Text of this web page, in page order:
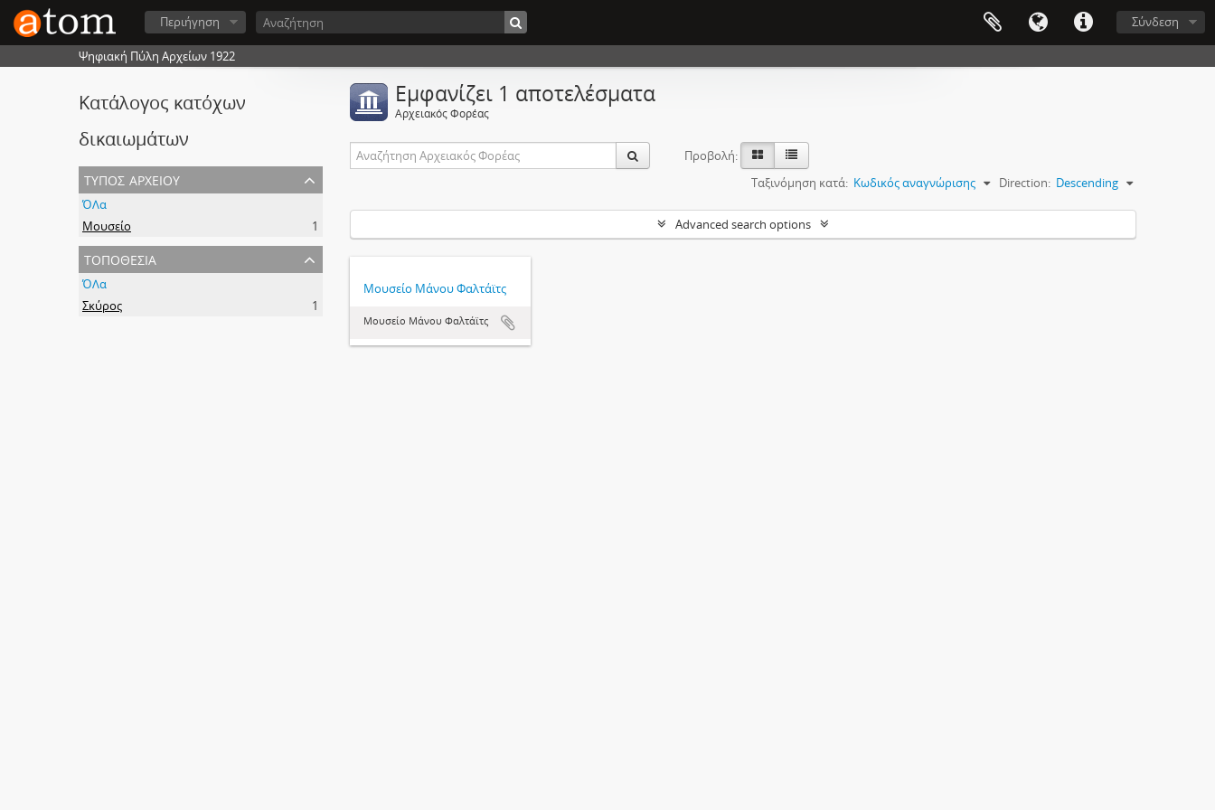
Σύνδεση
Περιήγηση
Ψηφιακή Πύλη Αρχείων 1922
Κατάλογος κατόχων
δικαιωμάτων
τύπος αρχείου
ΌΛα
Μουσείο
1
τοποθεσία
ΌΛα
Σκύρος
1
Εμφανίζει 1 αποτελέσματα
Αρχειακός Φορέας
Προβολή:
Ταξινόμηση κατά: Κωδικός αναγνώρισης Direction: Descending
Advanced search options
Μουσείο Μάνου Φαλτάϊτς
Μουσείο Μάνου Φαλτάϊτς